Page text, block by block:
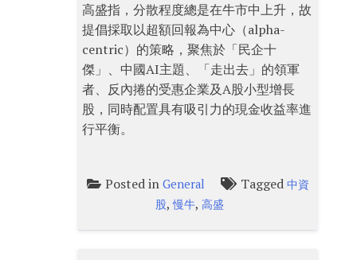
高盛指，分散程度總是在牛市中上升，故
提倡採取以超額回報為中心（alpha-
centric）的策略，聚焦於「民企十
傑」、中國AI主題、「走出去」的領軍
者、反內捲的受惠企業及A股小型增長
股，同時配置具有吸引力的現金收益率進
行平衡。
Posted in General Tagged 中資
股,慢牛,高盛